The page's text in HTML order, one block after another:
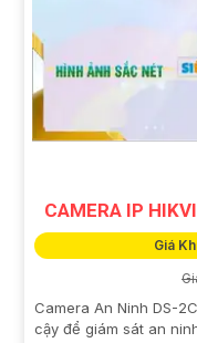
CAMERA IP
Giá
Camera An Ninh DS-
cậy để giám sát an